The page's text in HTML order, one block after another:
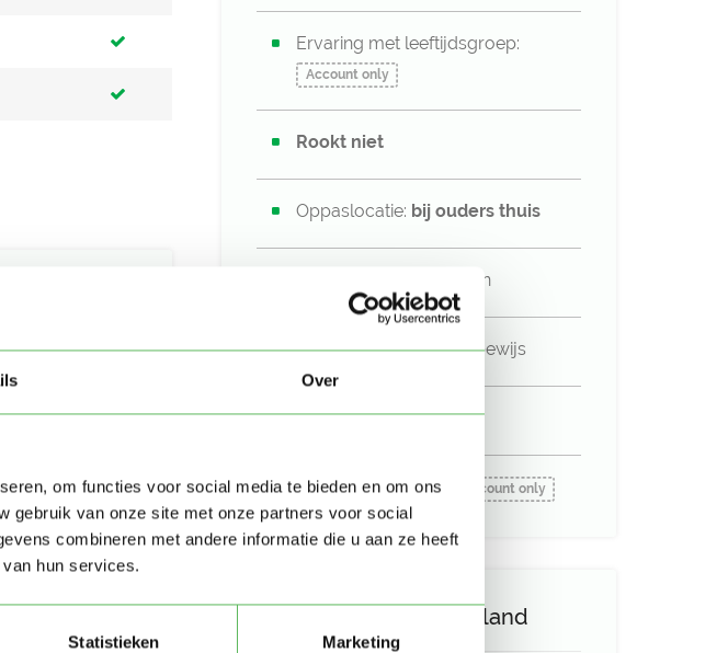
Over
om functies voor social media te bieden en om ons
gebruik van onze site met onze partners voor social
combineren met andere informatie die u aan ze heeft
hun services.
Statistieken Marketing
Ervaring met leeftijdsgroep:
Account only
Rookt niet
Oppaslocatie: bij ouders thuis
Heeft zelf geen kinderen
Niet in bezit van een rijbewijs
Geen auto beschikbaar
Beschikbaar vanaf: Account only
Activiteit op Oppasland